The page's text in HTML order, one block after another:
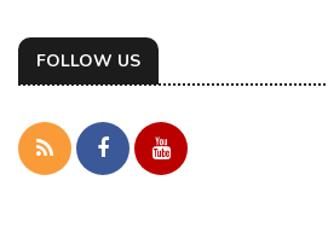
FOLLOW US